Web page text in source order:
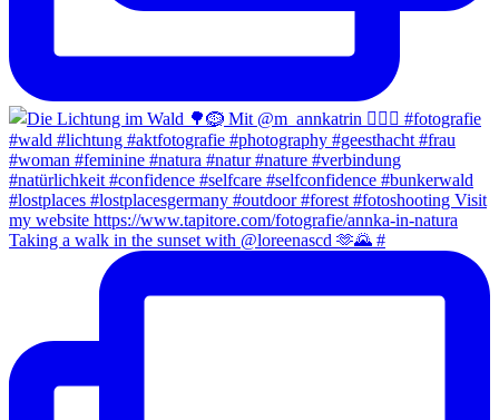
Taking a walk in the sunset with @loreenascd 🫶🌄 #